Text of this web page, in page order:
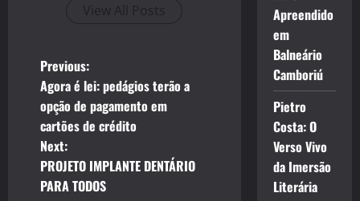
View All Posts
P
o
s
t
Previous:
Agora é lei: pedágios terão a
opção de pagamento em
cartões de crédito
Next:
PROJETO IMPLANTE DENTÁRIO
PARA TODOS
Apreendido
em
Balneário
Camboriú
Pietro
Costa: O
Verso Vivo
da Imersão
Literária